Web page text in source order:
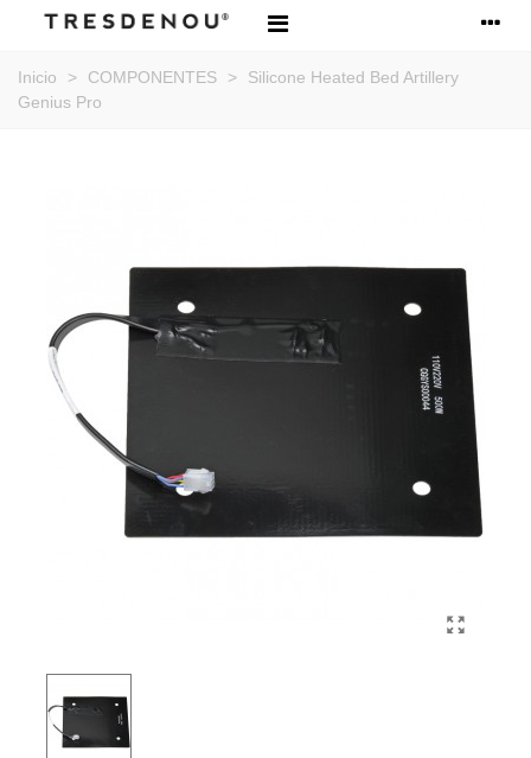
Inicio > COMPONENTES >
Silicone Heated Bed Artillery
Genius Pro